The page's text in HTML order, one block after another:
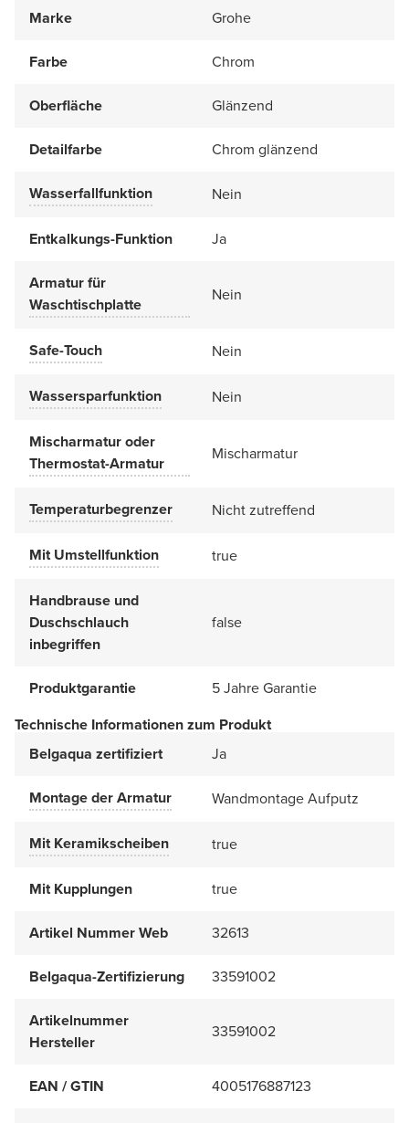
Marke Grohe
Farbe Chrom
Oberfläche Glänzend
Detailfarbe Chrom glänzend
Wasserfallfunktion Nein
Entkalkungs-Funktion Ja
Armatur für
Waschtischplatte
Nein
Safe-Touch Nein
Wassersparfunktion Nein
Mischarmatur oder
Thermostat-Armatur
Mischarmatur
Temperaturbegrenzer Nicht zutreffend
Mit Umstellfunktion true
Handbrause und
Duschschlauch
inbegriffen
false
Produktgarantie
5 Jahre Garantie
Technische Informationen zum Produkt
Belgaqua zertifiziert
Ja
Montage der Armatur Wandmontage Aufputz
Mit Keramikscheiben true
Mit Kupplungen true
Artikel Nummer Web 32613
Belgaqua-Zertifizierung 33591002
Artikelnummer
Hersteller
33591002
EAN / GTIN 4005176887123